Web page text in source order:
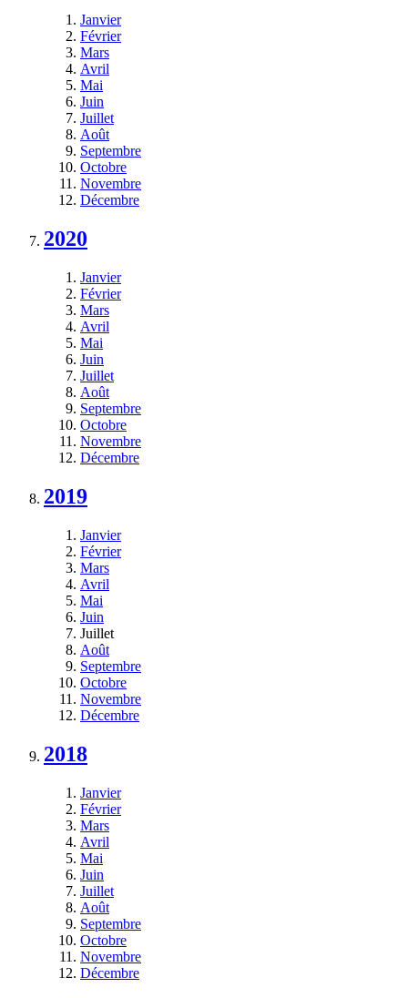
Janvier
Février
Mars
Avril
Mai
Juin
Juillet
Août
Septembre
Octobre
Novembre
Décembre
2020
Janvier
Février
Mars
Avril
Mai
Juin
Juillet
Août
Septembre
Octobre
Novembre
Décembre
2019
Janvier
Février
Mars
Avril
Mai
Juin
Juillet
Août
Septembre
Octobre
Novembre
Décembre
2018
Janvier
Février
Mars
Avril
Mai
Juin
Juillet
Août
Septembre
Octobre
Novembre
Décembre